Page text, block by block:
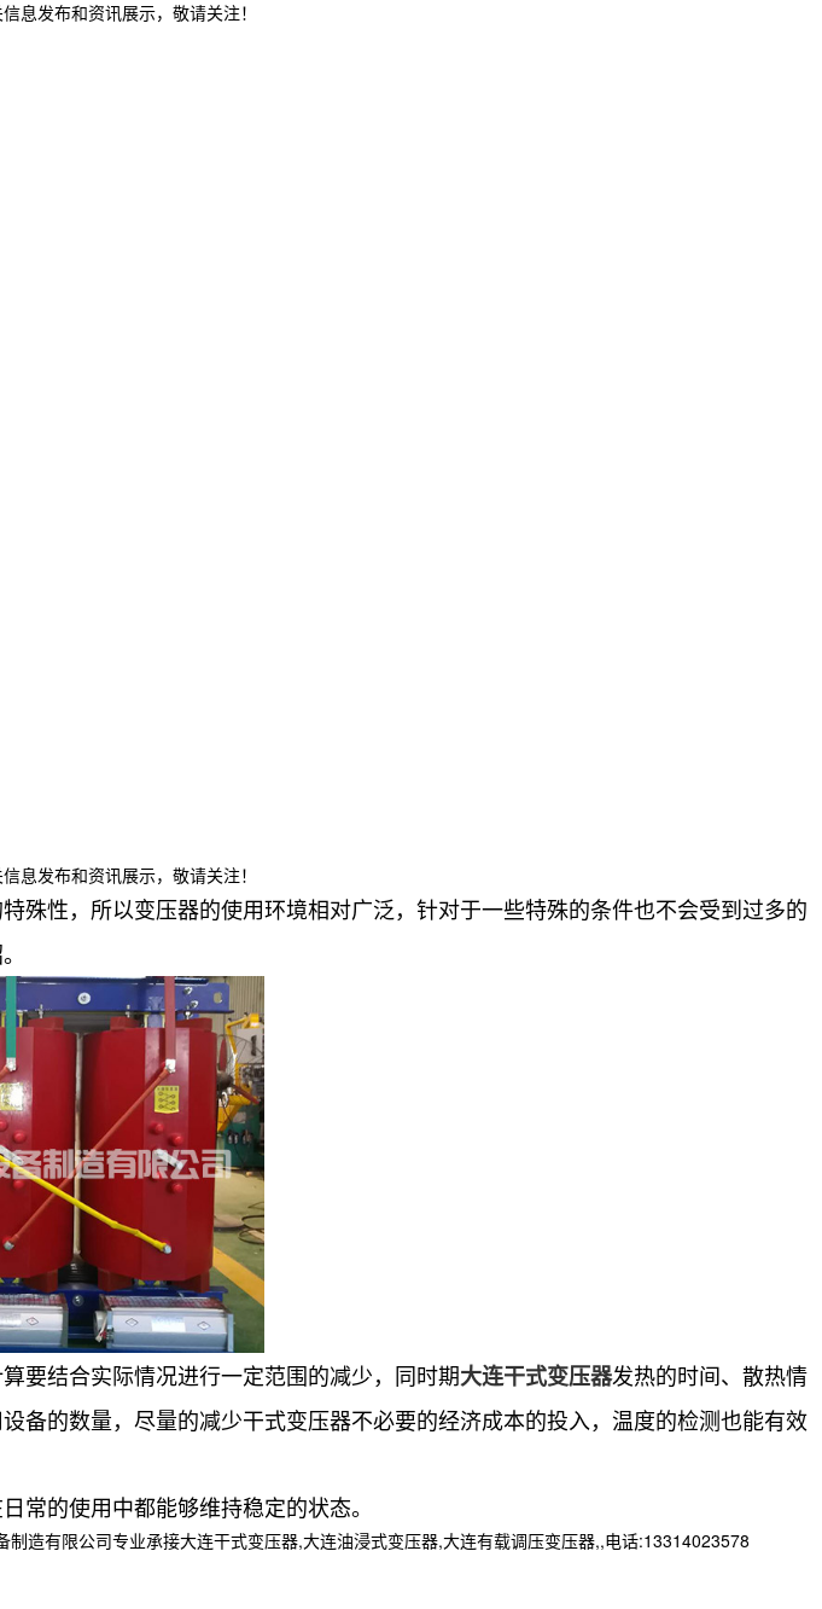
息发布和资讯展示，敬请关注！
息发布和资讯展示，敬请关注！
殊性，所以变压器的使用环境相对广泛，针对于一些特殊的条件也不会受到过多的
要结合实际情况进行一定范围的减少，同时期大连干式变压器发热的时间、散热情
备的数量，尽量的减少干式变压器不必要的经济成本的投入，温度的检测也能有效
常的使用中都能够维持稳定的状态。
造有限公司专业承接大连干式变压器,大连油浸式变压器,大连有载调压变压器,,电话:13314023578